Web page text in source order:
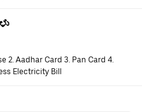
2. Aadhar Card 3. Pan Card 4.
Electricity Bill